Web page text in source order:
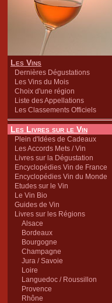
Les Vins
Dernières Dégustations
Les Vins du Mois
Choix d'une région
Liste des Appellations
Les Classements Officiels
Les Livres sur le Vin
Plein d'Idées de Cadeaux
Les Accords Mets / Vin
Livres sur la Dégustation
Encyclopédies Vin de France
Encyclopédies Vin du Monde
Etudes sur le Vin
Le Vin Bio
Guides de Vin
Livres sur les Régions
Alsace
Bordeaux
Bourgogne
Champagne
Jura / Savoie
Loire
Languedoc / Roussillon
Provence
Rhône